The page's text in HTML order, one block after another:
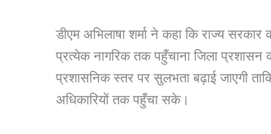
डीएम अभिलाषा शर्मा ने कहा कि राज्य
प्रत्येक नागरिक तक पहुँचाना जिला प्रशासन
प्रशासनिक स्तर पर सुलभता बढ़ाई जाएगी
अधिकारियों तक पहुँचा सके।